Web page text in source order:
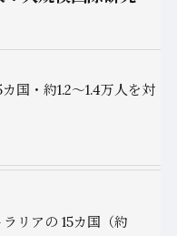
国・約1.2〜1.4万人を対
リアの 15カ国（約